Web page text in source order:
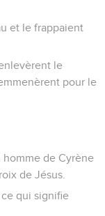
et le frappaient
le
pour le
de Cyrène
de Jésus.
qui signifie